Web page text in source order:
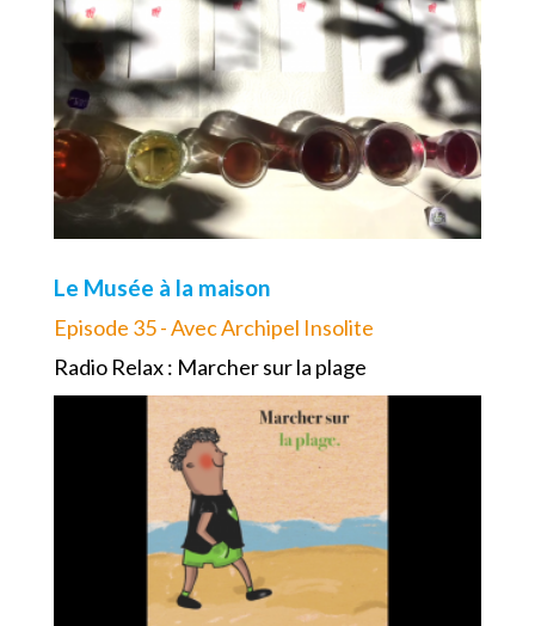
Le Musée à la maison
Episode 35 - Avec Archipel Insolite
Radio Relax : Marcher sur la plage